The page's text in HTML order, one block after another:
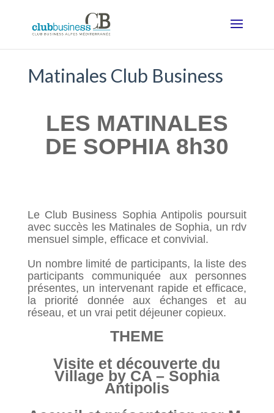
Matinales Club Business
LES MATINALES
DE SOPHIA 8h30
Le Club Business Sophia Antipolis poursuit
avec succès les Matinales de Sophia, un rdv
mensuel simple, efficace et convivial.
Un nombre limité de participants, la liste des
participants communiquée aux personnes
présentes, un intervenant rapide et efficace,
la priorité donnée aux échanges et au
réseau, et un vrai petit déjeuner copieux.
THEME
Visite et découverte du
Village by CA – Sophia
Antipolis